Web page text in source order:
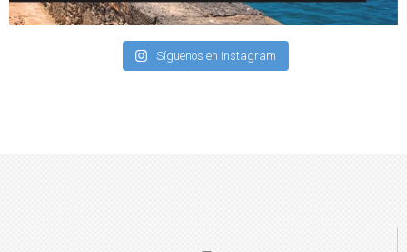
Síguenos en Instagram